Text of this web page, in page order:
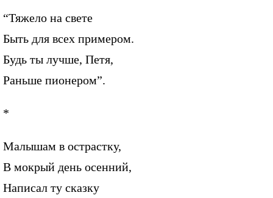
“Тяжело на свете
Быть для всех примером.
Будь ты лучше, Петя,
Раньше пионером”.
*
Малышам в острастку,
В мокрый день осенний,
Написал ту сказку